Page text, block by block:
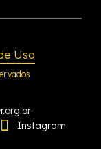
Uso
Instagram